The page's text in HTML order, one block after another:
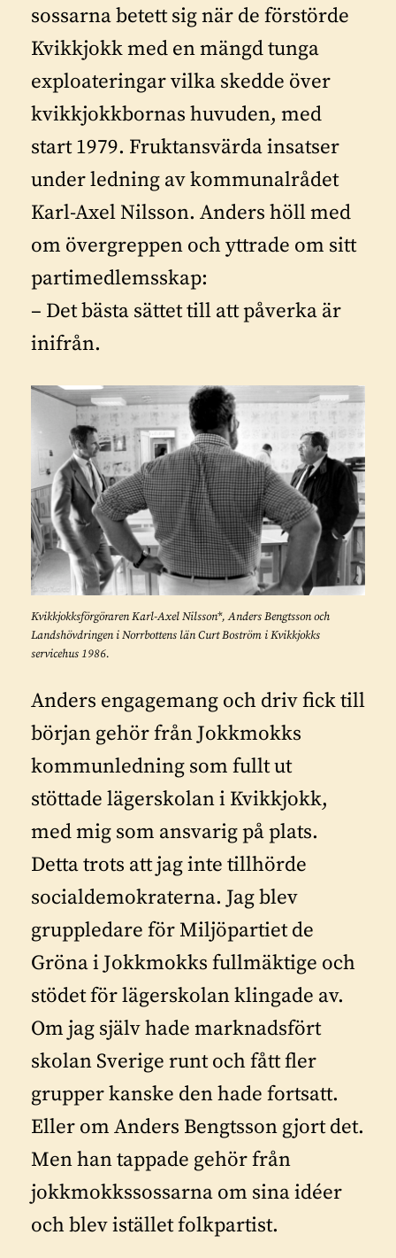
sossarna betett sig när de förstörde
Kvikkjokk med en mängd tunga
exploateringar vilka skedde över
kvikkjokkbornas huvuden, med
start 1979. Fruktansvärda insatser
under ledning av kommunalrådet
Karl-Axel Nilsson. Anders höll med
om övergreppen och yttrade om sitt
partimedlemsskap:
– Det bästa sättet till att påverka är
inifrån.
Kvikkjokksförgöraren Karl-Axel Nilsson*, Anders Bengtsson och
Landshövdringen i Norrbottens län Curt Boström i Kvikkjokks
servicehus 1986.
Anders engagemang och driv fick till
början gehör från Jokkmokks
kommunledning som fullt ut
stöttade lägerskolan i Kvikkjokk,
med mig som ansvarig på plats.
Detta trots att jag inte tillhörde
socialdemokraterna. Jag blev
gruppledare för Miljöpartiet de
Gröna i Jokkmokks fullmäktige och
stödet för lägerskolan klingade av.
Om jag själv hade marknadsfört
skolan Sverige runt och fått fler
grupper kanske den hade fortsatt.
Eller om Anders Bengtsson gjort det.
Men han tappade gehör från
jokkmokkssossarna om sina idéer
och blev istället folkpartist.